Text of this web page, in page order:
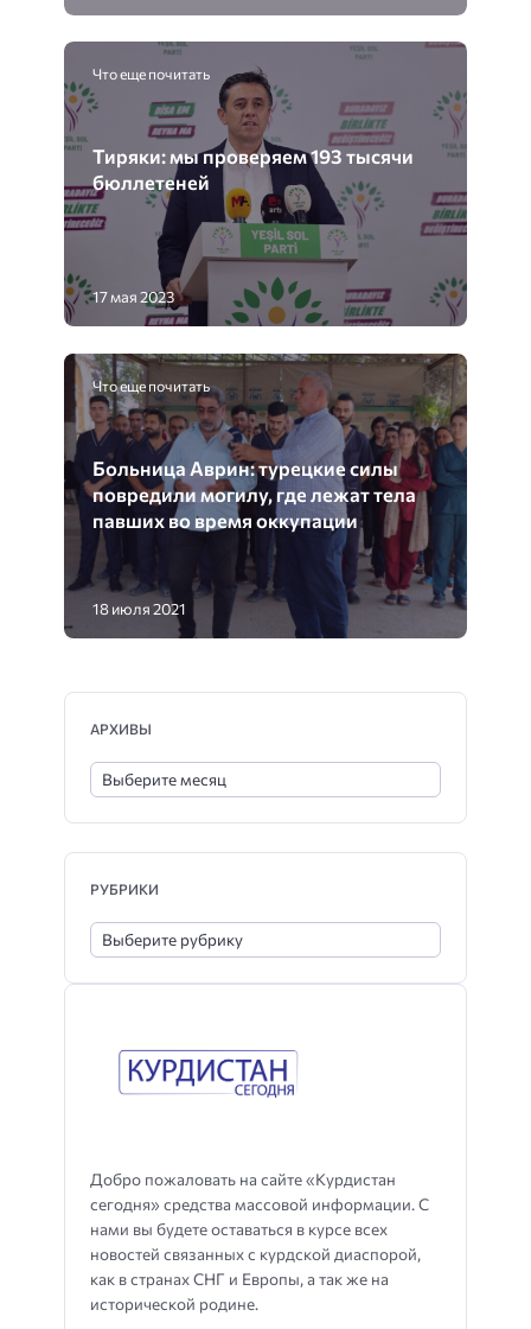
Что еще почитать
Тиряки: мы проверяем 193 тысячи
бюллетеней
17 мая 2023
Что еще почитать
Больница Аврин: турецкие силы
повредили могилу, где лежат тела
павших во время оккупации
18 июля 2021
Добро пожаловать на сайте «Курдистан
сегодня» средства массовой информации. С
нами вы будете оставаться в курсе всех
новостей связанных с курдской диаспорой,
как в странах СНГ и Европы, а так же на
исторической родине.
АРХИВЫ
РУБРИКИ